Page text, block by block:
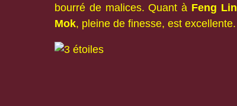
bourré de malices. Quant à Feng Lin
Mok, pleine de finesse, est excellente.